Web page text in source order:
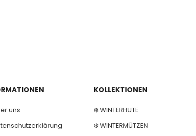
uns
KOLLEKTIONEN
❄️ WINTERHÜTE
❄️ WINTERMÜTZEN